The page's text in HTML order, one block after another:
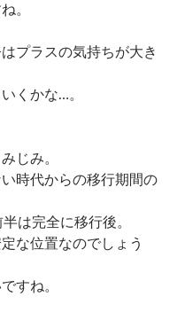
。
プラスの気持ちが大き
くかな…。
じみ。
時代からの移行期間の
は完全に移行後。
な位置なのでしょう
すね。